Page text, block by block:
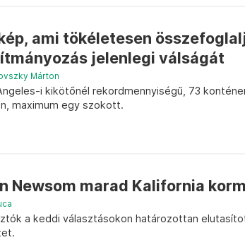
ami tökéletesen
jelenlegi válságát
Márton
i kikötőnél rekordmennyiségű, 73
maximum egy szokott.
Newsom marad Kalifornia
a keddi választásokon határozottan